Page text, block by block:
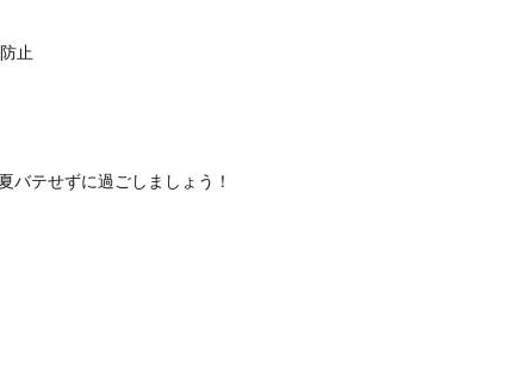
止
バテせずに過ごしましょう！